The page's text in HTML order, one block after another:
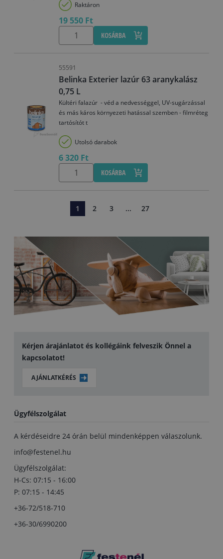
Raktáron
19 550 Ft
KOSÁRBA
55591
Belinka Exterier lazúr 63 aranykalász
0,75 L
Kültéri falazúr - véd a nedvességgel, UV-sugárzással
és más káros környezeti hatással szemben - filmréteg
tartósítót t
Utolsó darabok
6 320 Ft
KOSÁRBA
1 2 3 ... 27
Kérjen árajánlatot és kollégáink felveszik Önnel a
kapcsolatot!
AJÁNLATKÉRÉS
Ügyfélszolgálat
A kérdéseidre 24 órán belül mindenképpen válaszolunk.
info@festenel.hu
Ügyfélszolgálat:
H-Cs: 07:15 - 16:00
P: 07:15 - 14:45
+36-72/518-710
+36-30/6990200